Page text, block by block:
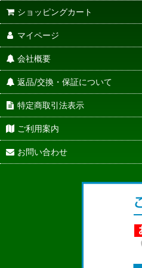
ショッピングカート
マイページ
会社概要
返品/交換・保証について
特定商取引法表示
ご利用案内
お問い合わせ